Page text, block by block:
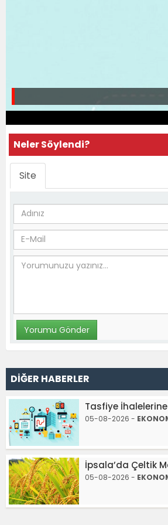
Neler Söylendi?
Site
DİĞER HABERLER
Tasfiye İhalelerine
05-08-2026 -
İpsala’da Çeltik
05-08-2026 -